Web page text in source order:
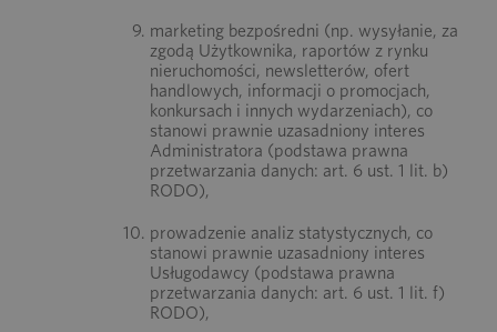
marketing bezpośredni (np. wysyłanie, za
zgodą Użytkownika, raportów z rynku
nieruchomości, newsletterów, ofert
handlowych, informacji o promocjach,
konkursach i innych wydarzeniach), co
stanowi prawnie uzasadniony interes
Administratora (podstawa prawna
przetwarzania danych: art. 6 ust. 1 lit. b)
RODO),
prowadzenie analiz statystycznych, co
stanowi prawnie uzasadniony interes
Usługodawcy (podstawa prawna
przetwarzania danych: art. 6 ust. 1 lit. f)
RODO),